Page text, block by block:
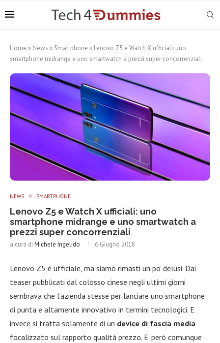
Home » News » Smartphone » Lenovo Z5 e Watch X ufficiali: uno
smartphone midrange e uno smartwatch a prezzi super concorrenziali
NEWS SMARTPHONE
Lenovo Z5 e Watch X ufficiali: uno
smartphone midrange e uno smartwatch a
prezzi super concorrenziali
a cura di Michele Ingelido 6 Giugno 2018
Lenovo Z5 è ufficiale, ma siamo rimasti un po’ delusi. Dai
teaser pubblicati dal colosso cinese negli ultimi giorni
sembrava che l’azienda stesse per lanciare uno smartphone
di punta e altamente innovativo in termini tecnologici. E
invece si tratta solamente di un device di fascia media
focalizzato sul rapporto qualità prezzo. E’ però comunque